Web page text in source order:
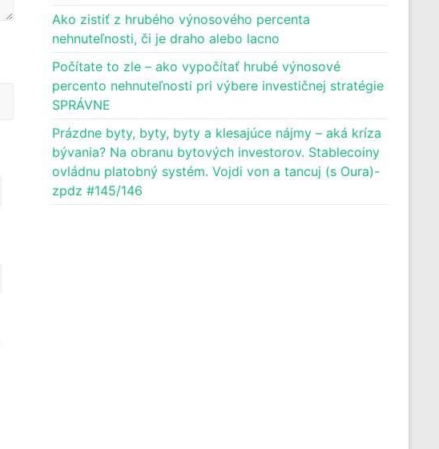
Ako zistiť z hrubého výnosového percenta
nehnuteľnosti, či je draho alebo lacno
Počítate to zle – ako vypočítať hrubé výnosové
percento nehnuteľnosti pri výbere investičnej stratégie
SPRÁVNE
Prázdne byty, byty, byty a klesajúce nájmy – aká kríza
bývania? Na obranu bytových investorov. Stablecoiny
ovládnu platobný systém. Vojdi von a tancuj (s Oura)-
zpdz #145/146